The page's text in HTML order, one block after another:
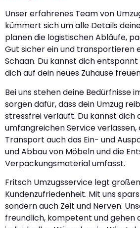
Unser erfahrenes Team von
kümmert sich um alle Details
planen die logistischen Abläufe,
Gut sicher ein und transportieren
Schaan. Du kannst dich
dich auf dein neues Zuhause
Bei uns stehen deine Bedürfnisse
sorgen dafür, dass dein Umzug
stressfrei verläuft. Du kannst dich
umfangreichen Service
Transport auch das Ein- und
und Abbau von Möbeln und die
Verpackungsmaterial umfasst.
Fritsch Umzugsservice legt
Kundenzufriedenheit. Mit uns
sondern auch Zeit und Nerven.
freundlich, kompetent und gehen